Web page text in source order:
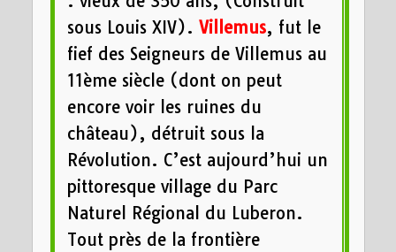
sous Louis XIV). Villemus, fut le
fief des Seigneurs de Villemus au
11ème siècle (dont on peut
encore voir les ruines du
château), détruit sous la
Révolution. C’est aujourd’hui un
pittoresque village du Parc
Naturel Régional du Luberon.
Tout près de la frontière